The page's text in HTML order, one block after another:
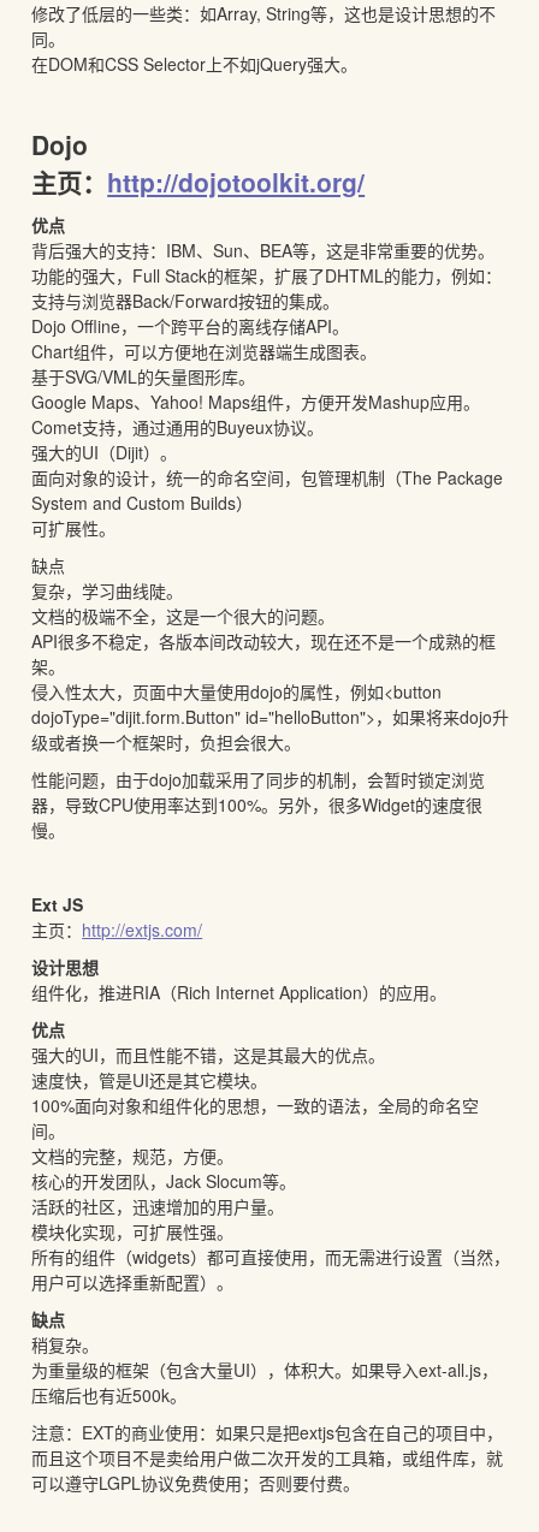
修改了低层的一些类：如Array, String等，这也是设计思想的不
同。
在DOM和CSS Selector上不如jQuery强大。
Dojo
主页： http://dojotoolkit.org/
优点
背后强大的支持：IBM、Sun、BEA等，这是非常重要的优势。
功能的强大，Full Stack的框架，扩展了DHTML的能力，例如：
支持与浏览器Back/Forward按钮的集成。
Dojo Offline，一个跨平台的离线存储API。
Chart组件，可以方便地在浏览器端生成图表。
基于SVG/VML的矢量图形库。
Google Maps、Yahoo! Maps组件，方便开发Mashup应用。
Comet支持，通过通用的Buyeux协议。
强大的UI（Dijit）。
面向对象的设计，统一的命名空间，包管理机制（The Package
System and Custom Builds）
可扩展性。
缺点
复杂，学习曲线陡。
文档的极端不全，这是一个很大的问题。
API很多不稳定，各版本间改动较大，现在还不是一个成熟的框
架。
侵入性太大，页面中大量使用dojo的属性，例如<button
dojoType="dijit.form.Button" id="helloButton">，如果将来dojo升
级或者换一个框架时，负担会很大。
性能问题，由于dojo加载采用了同步的机制，会暂时锁定浏览
器，导致CPU使用率达到100%。另外，很多Widget的速度很
慢。
Ext JS
主页： http://extjs.com/
设计思想
组件化，推进RIA（Rich Internet Application）的应用。
优点
强大的UI，而且性能不错，这是其最大的优点。
速度快，管是UI还是其它模块。
100%面向对象和组件化的思想，一致的语法，全局的命名空
间。
文档的完整，规范，方便。
核心的开发团队，Jack Slocum等。
活跃的社区，迅速增加的用户量。
模块化实现，可扩展性强。
所有的组件（widgets）都可直接使用，而无需进行设置（当然，
用户可以选择重新配置）。
缺点
稍复杂。
为重量级的框架（包含大量UI），体积大。如果导入ext-all.js，
压缩后也有近500k。
注意：EXT的商业使用：如果只是把extjs包含在自己的项目中，
而且这个项目不是卖给用户做二次开发的工具箱，或组件库，就
可以遵守LGPL协议免费使用；否则要付费。